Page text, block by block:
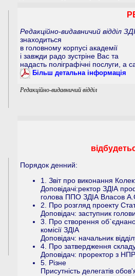
Редакційно-видавничий відділ
знаходиться
в головному корпусі академії
і завжди радо зустріне Вас та
надасть поліграфічні послуги, а
Більш детальна інформація
Редакційно-видавничий відділ
Порядок денний:
1. Звіт про виконання
Доповідачі:ректор ЗДІА
голова ППО ЗДІА Власов
2. Про розгляд проекту
Доповідач: заступник
3. Про створення
комісії ЗДІА
Доповідач: начальник
4. Про затвердження
Доповідач: проректор з
5. Різне
Присутність делегатів